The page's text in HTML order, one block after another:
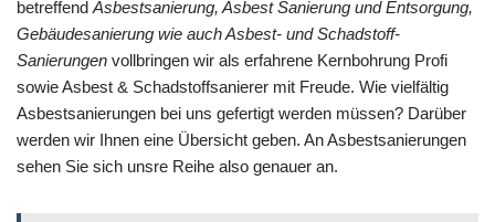
betreffend Asbestsanierung, Asbest Sanierung und Entsorgung,
Gebäudesanierung wie auch Asbest- und Schadstoff-
Sanierungen vollbringen wir als erfahrene Kernbohrung Profi
sowie Asbest & Schadstoffsanierer mit Freude. Wie vielfältig
Asbestsanierungen bei uns gefertigt werden müssen? Darüber
werden wir Ihnen eine Übersicht geben. An Asbestsanierungen
sehen Sie sich unsre Reihe also genauer an.